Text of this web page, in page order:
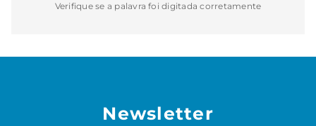
Verifique se a palavra foi digitada corretamente
Newsletter